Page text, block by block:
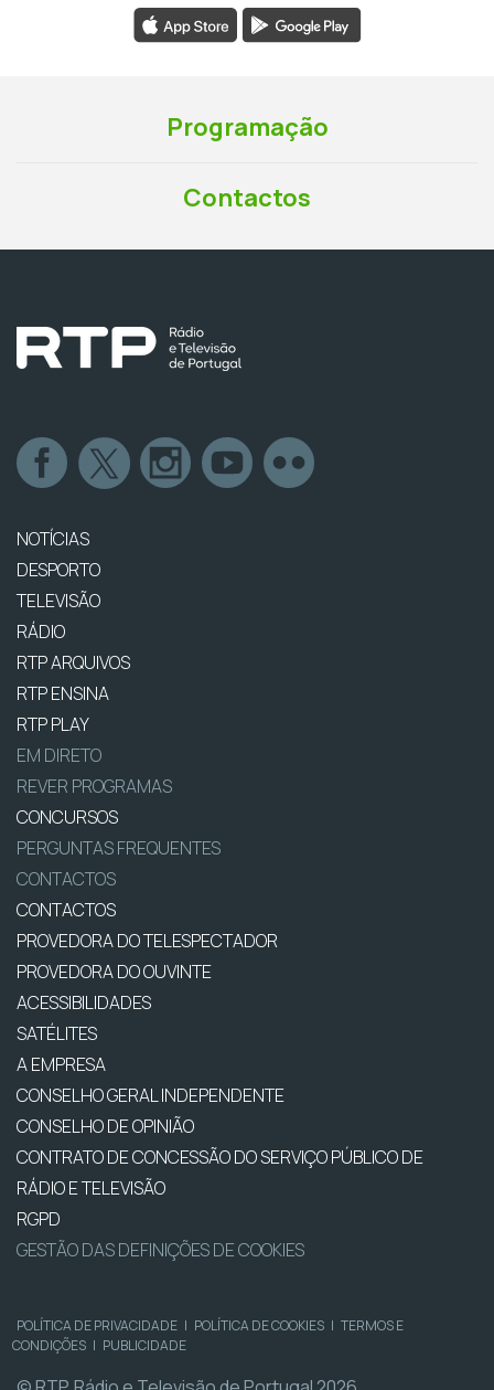
Programação
Contactos
NOTÍCIAS
DESPORTO
TELEVISÃO
RÁDIO
RTP ARQUIVOS
RTP ENSINA
RTP PLAY
EM DIRETO
REVER PROGRAMAS
CONCURSOS
PERGUNTAS FREQUENTES
CONTACTOS
CONTACTOS
PROVEDORA DO TELESPECTADOR
PROVEDORA DO OUVINTE
ACESSIBILIDADES
SATÉLITES
A EMPRESA
CONSELHO GERAL INDEPENDENTE
CONSELHO DE OPINIÃO
CONTRATO DE CONCESSÃO DO SERVIÇO PÚBLICO DE
RÁDIO E TELEVISÃO
RGPD
GESTÃO DAS DEFINIÇÕES DE COOKIES
POLÍTICA DE PRIVACIDADE | POLÍTICA DE COOKIES | TERMOS E
CONDIÇÕES | PUBLICIDADE